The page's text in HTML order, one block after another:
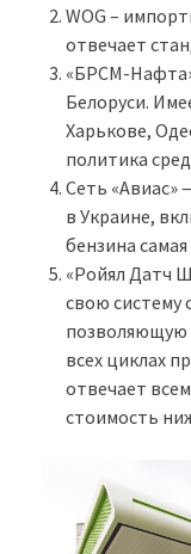
WOG –
отвечает
«БРСМ-
Белоруси.
Харькове,
политика
Сеть «Авиас»
в Украине,
бензина
«Ройял Датч
свою систему
позволяющую
всех циклах
отвечает
стоимость